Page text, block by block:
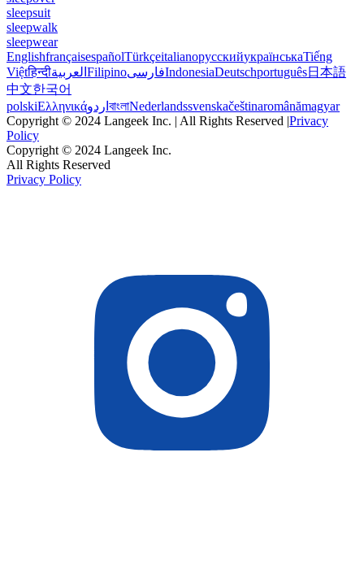
sleepsuit
sleepwalk
sleepwear
EnglishfrançaisespañolTürkçeitalianoрусскийукраїнськаTiếng
Việtहिन्दीالعربية FilipinoفارسیIndonesiaDeutschportuguês日本語
中文한국어
polskiΕλληνικάاردو বাংলাNederlandssvenskačeštinaromânămagyar
Copyright © 2024 Langeek Inc. | All Rights Reserved |Privacy
Policy
Copyright © 2024 Langeek Inc.
All Rights Reserved
Privacy Policy